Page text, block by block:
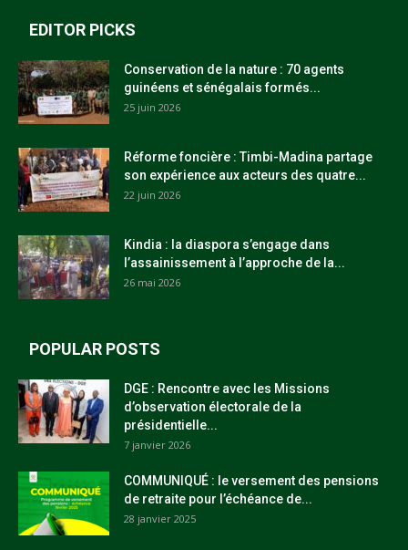
EDITOR PICKS
Conservation de la nature : 70 agents
guinéens et sénégalais formés...
25 juin 2026
Réforme foncière : Timbi-Madina partage
son expérience aux acteurs des quatre...
22 juin 2026
Kindia : la diaspora s’engage dans
l’assainissement à l’approche de la...
26 mai 2026
POPULAR POSTS
DGE : Rencontre avec les Missions
d’observation électorale de la
présidentielle...
7 janvier 2026
COMMUNIQUÉ : le versement des pensions
de retraite pour l’échéance de...
28 janvier 2025